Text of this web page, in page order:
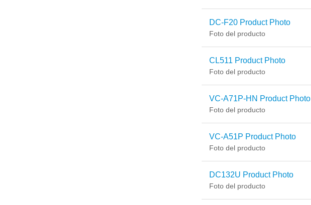
DC-F20 Product Photo
Foto del producto
CL511 Product Photo
Foto del producto
VC-A71P-HN Product Photo
Foto del producto
VC-A51P Product Photo
Foto del producto
DC132U Product Photo
Foto del producto